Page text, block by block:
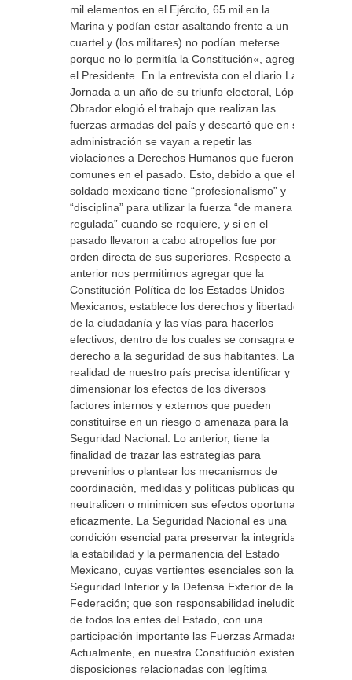
mil elementos en el Ejército, 65 mil en la
Marina y podían estar asaltando frente a un
cuartel y (los militares) no podían meterse
porque no lo permitía la Constitución«, agregó
el Presidente. En la entrevista con el diario La
Jornada a un año de su triunfo electoral, López
Obrador elogió el trabajo que realizan las
fuerzas armadas del país y descartó que en su
administración se vayan a repetir las
violaciones a Derechos Humanos que fueron
comunes en el pasado. Esto, debido a que el
soldado mexicano tiene “profesionalismo” y
“disciplina” para utilizar la fuerza “de manera
regulada” cuando se requiere, y si en el
pasado llevaron a cabo atropellos fue por
orden directa de sus superiores. Respecto a lo
anterior nos permitimos agregar que la
Constitución Política de los Estados Unidos
Mexicanos, establece los derechos y libertades
de la ciudadanía y las vías para hacerlos
efectivos, dentro de los cuales se consagra el
derecho a la seguridad de sus habitantes. La
realidad de nuestro país precisa identificar y
dimensionar los efectos de los diversos
factores internos y externos que pueden
constituirse en un riesgo o amenaza para la
Seguridad Nacional. Lo anterior, tiene la
finalidad de trazar las estrategias para
prevenirlos o plantear los mecanismos de
coordinación, medidas y políticas públicas que
neutralicen o minimicen sus efectos oportuna y
eficazmente. La Seguridad Nacional es una
condición esencial para preservar la integridad,
la estabilidad y la permanencia del Estado
Mexicano, cuyas vertientes esenciales son la
Seguridad Interior y la Defensa Exterior de la
Federación; que son responsabilidad ineludible
de todos los entes del Estado, con una
participación importante las Fuerzas Armadas.
Actualmente, en nuestra Constitución existen
disposiciones relacionadas con legítima